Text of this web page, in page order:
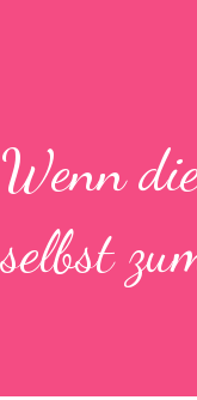
Wenn
selbst